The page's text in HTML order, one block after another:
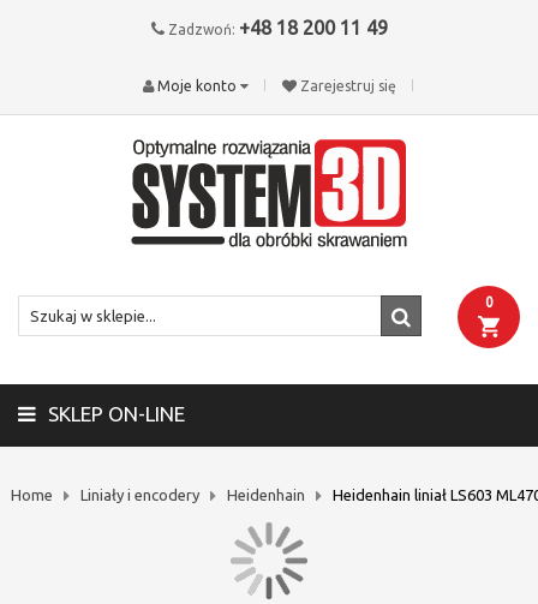
Zadzwoń: +48 18 200 11 49
Zarejestruj się
Moje konto
0
SKLEP ON-LINE
Home Liniały i encodery Heidenhain Heidenhain liniał LS603